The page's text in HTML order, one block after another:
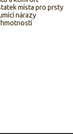
místa pro prsty
nárazy